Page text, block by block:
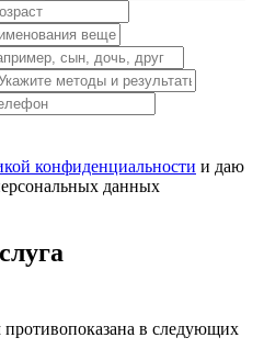
конфиденциальности и даю
данных
противопоказана в следующих